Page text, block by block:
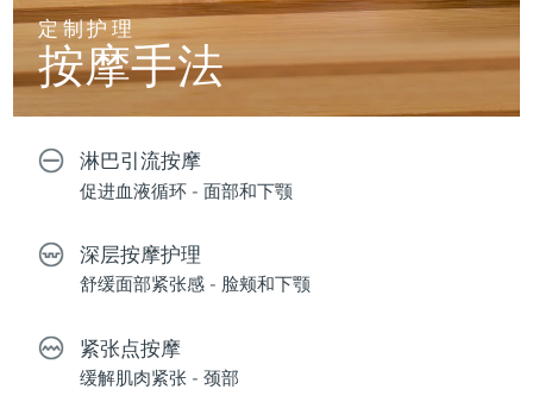
定制护理
按摩手法
淋巴引流按摩
促进血液循环 - 面部和下颚
深层按摩护理
舒缓面部紧张感 - 脸颊和下颚
紧张点按摩
缓解肌肉紧张 - 颈部